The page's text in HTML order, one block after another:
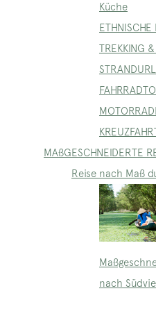
Küche
ETHNISCHE
TREKKING
MAßGESCHNEIDERTE
Reise nach Maß
nach